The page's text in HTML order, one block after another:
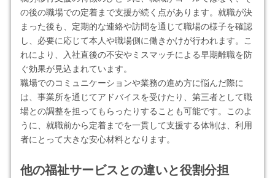
の後の職場での定着まで支援が続く点があります。就職が決
まった後も、定期的な連絡や訪問を通じて職場の様子を確認
し、必要に応じて本人や職場側に働きかけが行われます。こ
れにより、入社直後の不安やミスマッチによる早期離職を防
ぐ効果が見込まれています。
職場でのコミュニケーションや業務の進め方に悩んだ際に
は、事業所を通じてアドバイスを受けたり、第三者として職
場との調整を担ってもらったりすることも可能です。このよ
うに、就職前から定着までを一貫して支援する体制は、利用
者にとって大きな安心材料となります。
他の福祉サービスとの違いと役割分担